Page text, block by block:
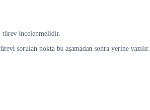
türev incelenmelidir.
sorulan nokta bu aşamadan sonra yerine yazılır.